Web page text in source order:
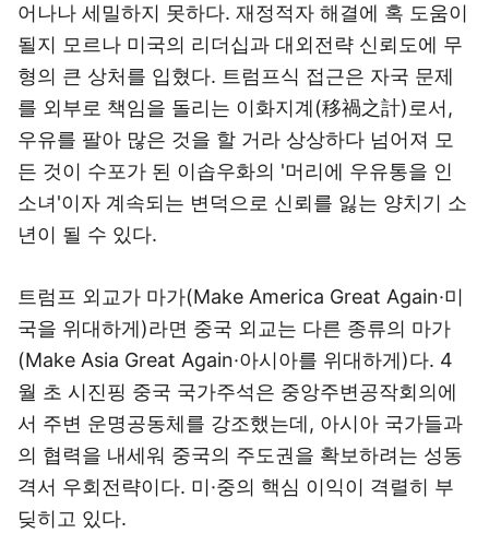
어나나 세밀하지 못하다. 재정적자 해결에 혹 도움이
될지 모르나 미국의 리더십과 대외전략 신뢰도에 무
형의 큰 상처를 입혔다. 트럼프식 접근은 자국 문제
를 외부로 책임을 돌리는 이화지계(移禍之計)로서,
우유를 팔아 많은 것을 할 거라 상상하다 넘어져 모
든 것이 수포가 된 이솝우화의 '머리에 우유통을 인
소녀'이자 계속되는 변덕으로 신뢰를 잃는 양치기 소
년이 될 수 있다.
트럼프 외교가 마가(Make America Great Again·미
국을 위대하게)라면 중국 외교는 다른 종류의 마가
(Make Asia Great Again·아시아를 위대하게)다. 4
월 초 시진핑 중국 국가주석은 중앙주변공작회의에
서 주변 운명공동체를 강조했는데, 아시아 국가들과
의 협력을 내세워 중국의 주도권을 확보하려는 성동
격서 우회전략이다. 미·중의 핵심 이익이 격렬히 부
딪히고 있다.